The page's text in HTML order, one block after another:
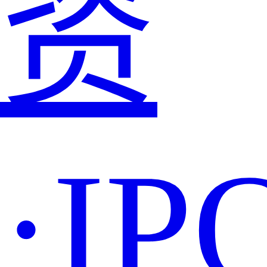
资